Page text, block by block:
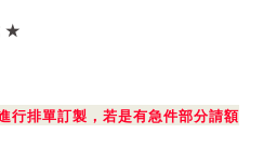
★
行排單訂製，若是有急件部分請額